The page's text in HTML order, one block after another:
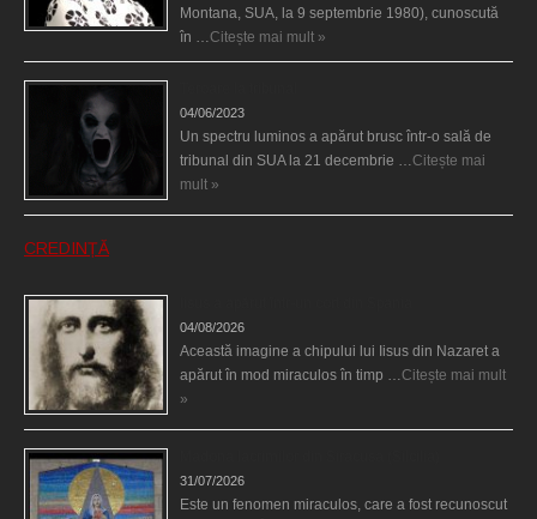
Montana, SUA, la 9 septembrie 1980), cunoscută
în …Citește mai mult »
04/06/2023
Un spectru luminos a apărut brusc într-o sală de
tribunal din SUA la 21 decembrie …Citește mai
mult »
CREDINȚĂ
04/08/2026
Această imagine a chipului lui Iisus din Nazaret a
apărut în mod miraculos în timp …Citește mai mult
»
31/07/2026
Este un fenomen miraculos, care a fost recunoscut